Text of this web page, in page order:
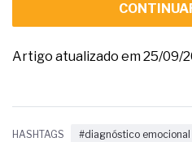
Artigo atualizado em 25/09/
HASHTAGS #diagnóstico emocional